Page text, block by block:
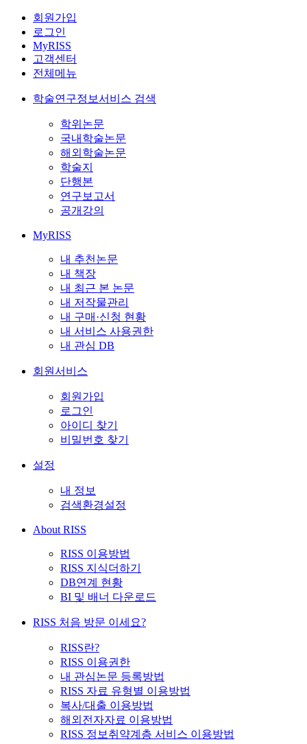
회원가입
로그인
MyRISS
고객센터
전체메뉴
학술연구정보서비스 검색
학위논문
국내학술논문
해외학술논문
학술지
단행본
연구보고서
공개강의
MyRISS
내 추천논문
내 책장
내 최근 본 논문
내 저작물관리
내 구매·신청 현황
내 서비스 사용권한
내 관심 DB
회원서비스
회원가입
로그인
아이디 찾기
비밀번호 찾기
설정
내 정보
검색환경설정
About RISS
RISS 이용방법
RISS 지식더하기
DB연계 현황
BI 및 배너 다운로드
RISS 처음 방문 이세요?
RISS란?
RISS 이용권한
내 관심논문 등록방법
RISS 자료 유형별 이용방법
복사/대출 이용방법
해외전자자료 이용방법
RISS 정보취약계층 서비스 이용방법